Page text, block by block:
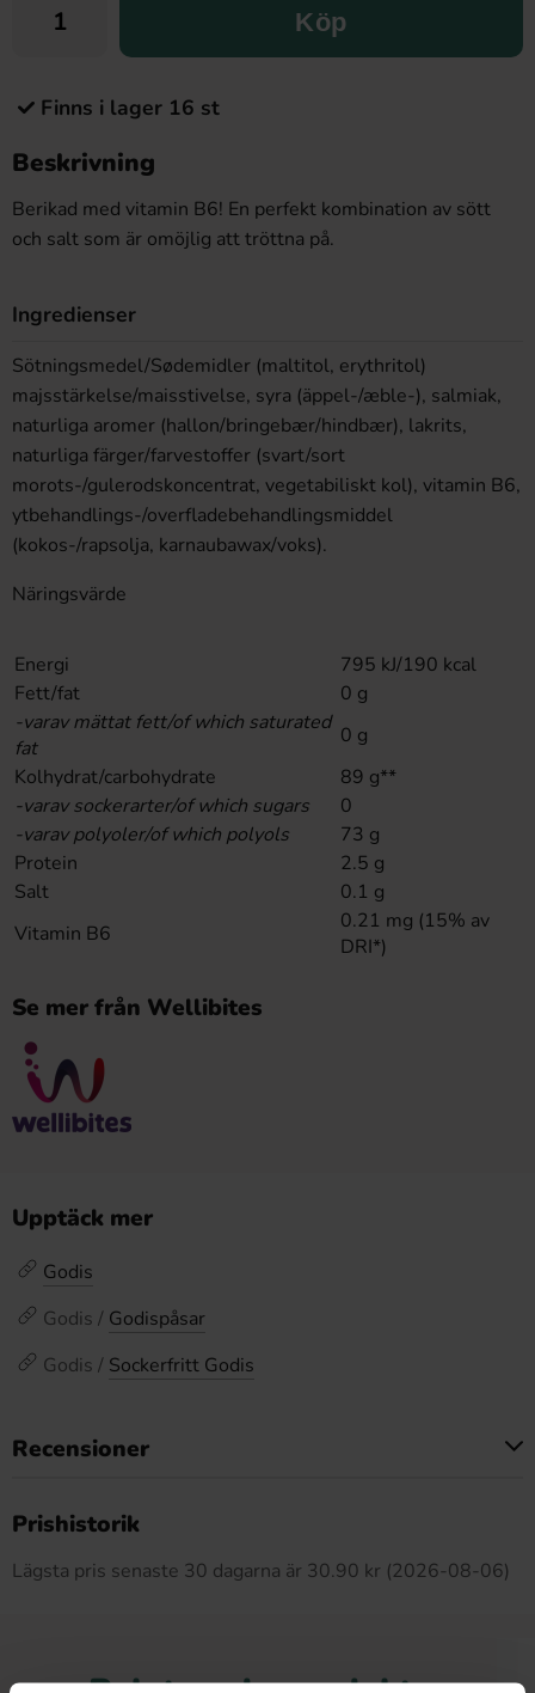
Köp
Finns i lager 16 st
Beskrivning
Berikad med vitamin B6! En perfekt kombination av sött
och salt som är omöjlig att tröttna på.
Ingredienser
Sötningsmedel/Sødemidler (maltitol, erythritol)
majsstärkelse/maisstivelse, syra (äppel-/æble-), salmiak,
naturliga aromer (hallon/bringebær/hindbær), lakrits,
naturliga färger/farvestoffer (svart/sort
morots-/gulerodskoncentrat, vegetabiliskt kol), vitamin B6,
ytbehandlings-/overfladebehandlingsmiddel
(kokos-/rapsolja, karnaubawax/voks).
Näringsvärde
Energi
795 kJ/190 kcal
Fett/fat
0 g
-varav mättat fett/of which saturated
fat
0 g
Kolhydrat/carbohydrate
89 g**
-varav sockerarter/of which sugars
0
-varav polyoler/of which polyols
73 g
Protein
2.5 g
Salt
0.1 g
Vitamin B6
0.21 mg (15% av
DRI*)
Se mer från Wellibites
Upptäck mer
Godis
Godis / Godispåsar
Godis / Sockerfritt Godis
Recensioner
Prishistorik
Lägsta pris senaste 30 dagarna är 30.90 kr (2026-08-06)